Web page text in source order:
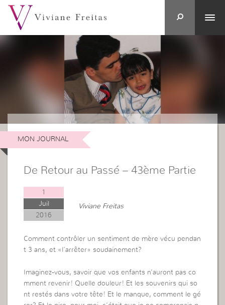
MON JOURNAL
De Retour au Passé – 43ème Partie
1
Juil
2016
Viviane Freitas
Comment contrôler un sentiment de mère vécu pendan
t 3 ans, et «l’arrêter» soudainement?
Imaginez-vous, savoir que vos enfants n’auront pas co
mment revenir! Quelle douleur! Et les souvenirs qui so
nt restés dans votre tête! Et le manque, comment le gé